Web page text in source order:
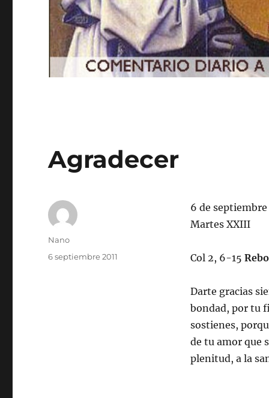
Agradecer
6 de septiembre
Martes XXIII
Col 2, 6-15
Darte gracias
bondad, por tu
sostienes,
de tu amor que
plenitud, a la
Autor
Nano
Publicado
6 septiembre 2011